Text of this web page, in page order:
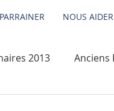
NOUS AIDER
2013 Anciens